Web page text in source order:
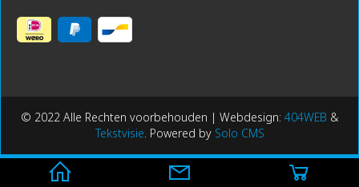
© 2022 Alle Rechten voorbehouden | Webdesign: 404WEB &
Tekstvisie . Powered by Solo CMS